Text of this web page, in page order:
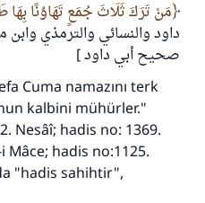
مَنْ تَرَكَ ثَلَاثَ جُمَعٍ تَهَاوُنًا بِهَا
داود والنسائي والترمذي
صحيح أبي داود ]
Cuma namazını terk
kalbini mühürler."
Nesâî; hadis no: 1369.
Mâce; hadis no:1125.
"hadis sahihtir",
bir evliliği
için bizi destekle
Rasulullah ﷺ şöyle dedi:
, hayrı yapan
ona sevap yazılır.